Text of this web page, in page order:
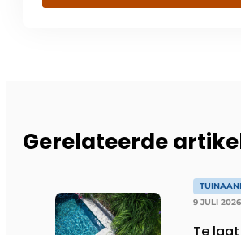
Gerelateerde
9 JULI 2026
Te